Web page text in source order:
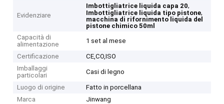
Evidenziare
Imbottigliatrice liquida capa 20,
Imbottigliatrice liquida tipo pistone,
macchina di rifornimento liquida del
pistone chimico 50ml
Capacità di
alimentazione
1 set al mese
Certificazione
CE,CO,ISO
Imballaggi
particolari
Casi di legno
Luogo di origine
Fatto in porcellana
Marca
Jinwang